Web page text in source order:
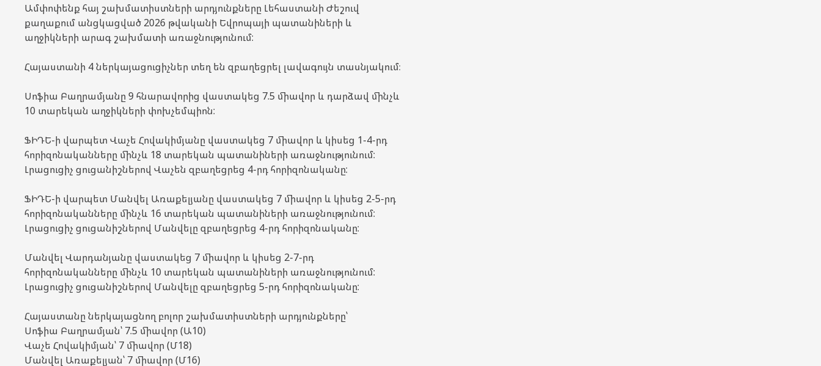
Ամփոփենք հայ շախմատիստների արդյունքները Լեհաստանի Ժեշուվ
քաղաքում անցկացված 2026 թվականի Եվրոպայի պատանիների և
աղջիկների արագ շախմատի առաջնությունում:
Հայաստանի 4 ներկայացուցիչներ տեղ են զբաղեցրել լավագույն տասնյակում։
Սոֆիա Բաղրամյանը 9 հնարավորից վաստակեց 7.5 միավոր և դարձավ մինչև
10 տարեկան աղջիկների փոխչեմպիոն:
ՖԻԴԵ-ի վարպետ Վաչե Հովակիմյանը վաստակեց 7 միավոր և կիսեց 1-4-րդ
հորիզոնականները մինչև 18 տարեկան պատանիների առաջնությունում:
Լրացուցիչ ցուցանիշներով Վաչեն զբաղեցրեց 4-րդ հորիզոնականը:
ՖԻԴԵ-ի վարպետ Մանվել Առաքելյանը վաստակեց 7 միավոր և կիսեց 2-5-րդ
հորիզոնականները մինչև 16 տարեկան պատանիների առաջնությունում:
Լրացուցիչ ցուցանիշներով Մանվելը զբաղեցրեց 4-րդ հորիզոնականը:
Մանվել Վարդանյանը վաստակեց 7 միավոր և կիսեց 2-7-րդ
հորիզոնականները մինչև 10 տարեկան պատանիների առաջնությունում:
Լրացուցիչ ցուցանիշներով Մանվելը զբաղեցրեց 5-րդ հորիզոնականը:
Հայաստանը ներկայացնող բոլոր շախմատիստների արդյունքները՝
Սոֆիա Բաղրամյան՝ 7.5 միավոր (Ա10)
Վաչե Հովակիմյան՝ 7 միավոր (Մ18)
Մանվել Առաքելյան՝ 7 միավոր (Մ16)